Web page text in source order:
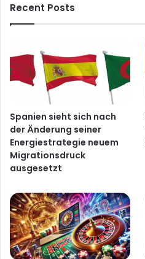
Recent Posts
Spanien sieht sich nach
der Änderung seiner
Energiestrategie neuem
Migrationsdruck
ausgesetzt